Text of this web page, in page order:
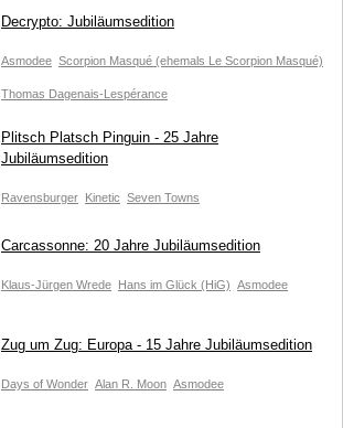
Decrypto: Jubiläumsedition
Asmodee Scorpion Masqué (ehemals Le Scorpion Masqué)
Thomas Dagenais-Lespérance
Plitsch Platsch Pinguin - 25 Jahre
Jubiläumsedition
Ravensburger Kinetic Seven Towns
Carcassonne: 20 Jahre Jubiläumsedition
Klaus-Jürgen Wrede Hans im Glück (HiG) Asmodee
Zug um Zug: Europa - 15 Jahre Jubiläumsedition
Days of Wonder Alan R. Moon Asmodee